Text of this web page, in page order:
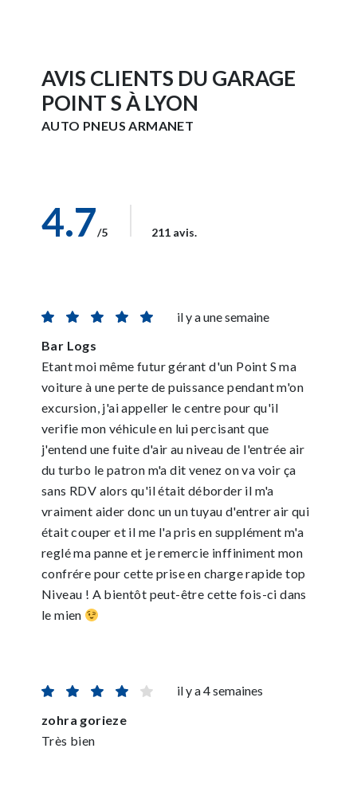
AVIS CLIENTS DU GARAGE
POINT S À LYON
AUTO PNEUS ARMANET
4.7/5 211 avis.
il y a une semaine
Bar Logs
Etant moi même futur gérant d'un Point S ma
voiture à une perte de puissance pendant m'on
excursion, j'ai appeller le centre pour qu'il
verifie mon véhicule en lui percisant que
j'entend une fuite d'air au niveau de l'entrée air
du turbo le patron m'a dit venez on va voir ça
sans RDV alors qu'il était déborder il m'a
vraiment aider donc un un tuyau d'entrer air qui
était couper et il me l'a pris en supplément m'a
reglé ma panne et je remercie inffiniment mon
confrére pour cette prise en charge rapide top
Niveau ! A bientôt peut-être cette fois-ci dans
le mien
il y a 4 semaines
zohra gorieze
Très bien